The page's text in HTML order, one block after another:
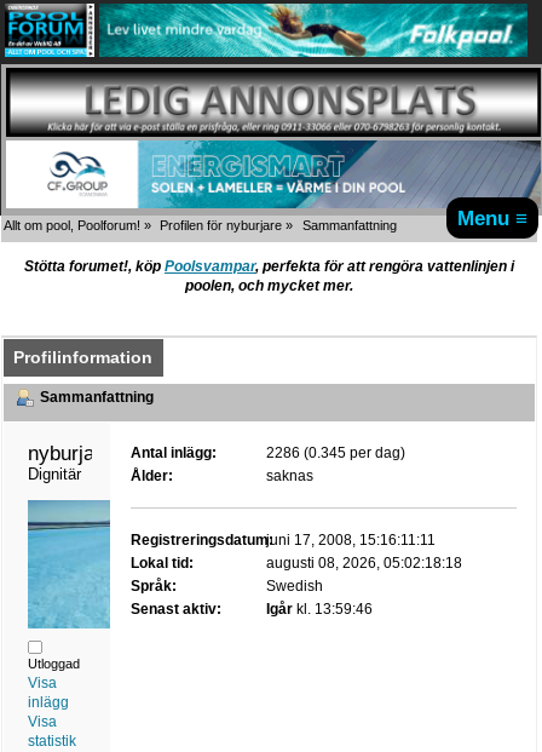
Menu ≡
Allt om pool, Poolforum! » Profilen för nyburjare » Sammanfattning
Stötta forumet!, köp Poolsvampar, perfekta för att rengöra vattenlinjen i
poolen, och mycket mer.
Profilinformation
Sammanfattning
Dignitär
Utloggad
Visa
inlägg
Visa
statistik
Antal inlägg:
2286 (0.345 per dag)
Ålder:
saknas
Registreringsdatum:juni 17, 2008, 15:16:11:11
Lokal tid:
augusti 08, 2026, 05:02:18:18
Språk:
Swedish
Senast aktiv:
Igårkl. 13:59:46